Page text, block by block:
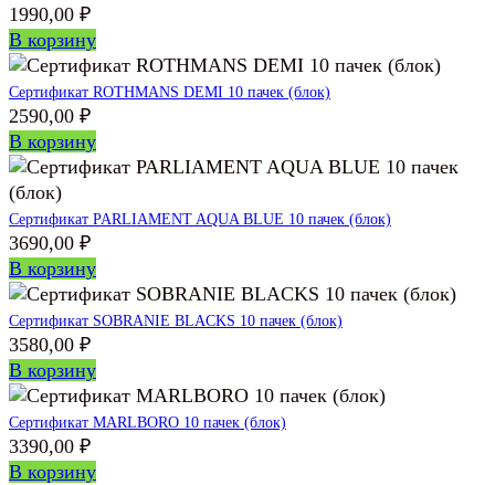
1990,00 ₽
В корзину
Сертификат ROTHMANS DEMI 10 пачек (блок)
2590,00 ₽
В корзину
Сертификат PARLIAMENT AQUA BLUE 10 пачек (блок)
3690,00 ₽
В корзину
Сертификат SOBRANIE BLACKS 10 пачек (блок)
3580,00 ₽
В корзину
Сертификат MARLBORO 10 пачек (блок)
3390,00 ₽
В корзину